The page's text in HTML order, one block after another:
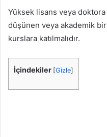
Yüksek lisans veya doktora
düşünen veya akademik
kurslara katılmalıdır.
İçindekiler [Gizle]